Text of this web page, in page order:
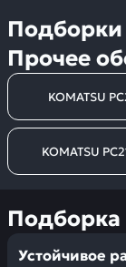
Подборки
Прочее
KOMATSU
KOMATSU
Подборка
Устойчивое